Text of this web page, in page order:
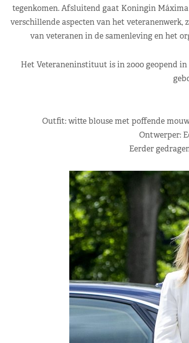
tegenkomen. Afsluitend gaat Koningin
verschillende aspecten van het
van veteranen in de samenleving en het
Het Veteraneninstituut is in 2000 geopend
Outfit: witte blouse met poffende
Ontwerper:
Eerder